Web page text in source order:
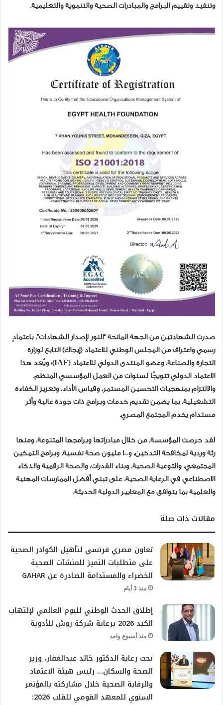
وتنفيذ وتقييم البرامج والمبادرات الصحية والتنموية والتعليمية.
صدرت الشهادتين من الجهة المانحة “النور لإصدار الشهادات”، باعتمادٍ
رسمي واعتراف من المجلس الوطني للاعتماد (إيجاك) التابع لوزارة
التجارة والصناعة، وعضو المنتدى الدولي للاعتماد (IAF)؛ ويُعد هذا
الاعتماد الدولي تتويجًا لسنوات من العمل المؤسسي المنظم،
والالتزام بمنهجيات التحسين المستمر، وقياس الأداء، وتعزيز الكفاءة
التشغيلية، بما يضمن تقديم خدمات وبرامج ذات جودة عالية وأثر
مستدام يخدم المجتمع المصري.
لقد حرصت المؤسسة، من خلال مبادراتها وبرامجها المتنوعة، ومنها
رئة وردية لمكافحة التدخين، و100 مليون صحة نفسية، وبرامج التمكين
المجتمعي، والتوعية الصحية، وبناء القدرات، والصحة الرقمية والذكاء
الاصطناعي في الرعاية الصحية، على تبني أفضل الممارسات المهنية
والعلمية بما يتوافق مع المعايير الدولية الحديثة.
مقالات ذات صلة
تعاون مصري فرنسي لتأهيل الكوادر الصحية
على متطلبات التميز للمنشآت الصحية
الخضراء والمستدامة الصادرة عن GAHAR
منذ 3 أيام
إطلاق الحدث الوطني لليوم العالمي لإلتهاب
الكبد 2026 برعاية شركة روش للأدوية
منذ أسبوع واحد
تحت رعاية الدكتور خالد عبدالغفار، وزير
الصحة والسكان… رئيس هيئة الاعتماد
والرقابة الصحية خلال مشاركته بالمؤتمر
السنوي للمعهد القومي للقلب 2026: